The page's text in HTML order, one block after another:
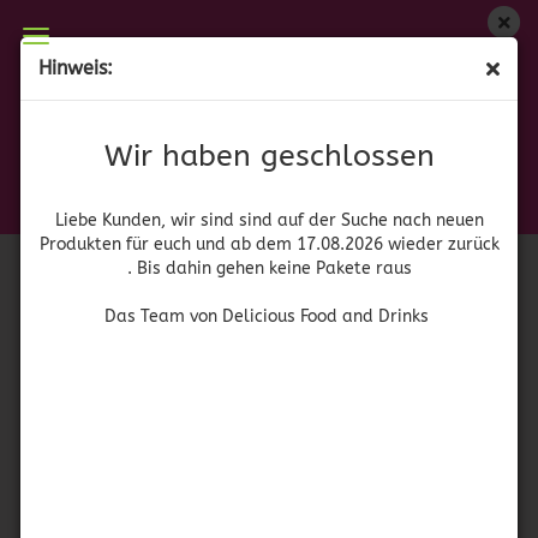
Hinweis:
Wir haben geschlossen
Liebe Kunden, wir sind sind auf der Suche nach neuen
Produkten für euch und ab dem 17.08.2026 wieder zurück
. Bis dahin gehen keine Pakete raus
Das Team von Delicious Food and Drinks
Wir haben geschlossen
zurück. Bis dahin gehen keine Pakete raus
Das Team von Delicious Food and Drinks
52048)
Tequileria